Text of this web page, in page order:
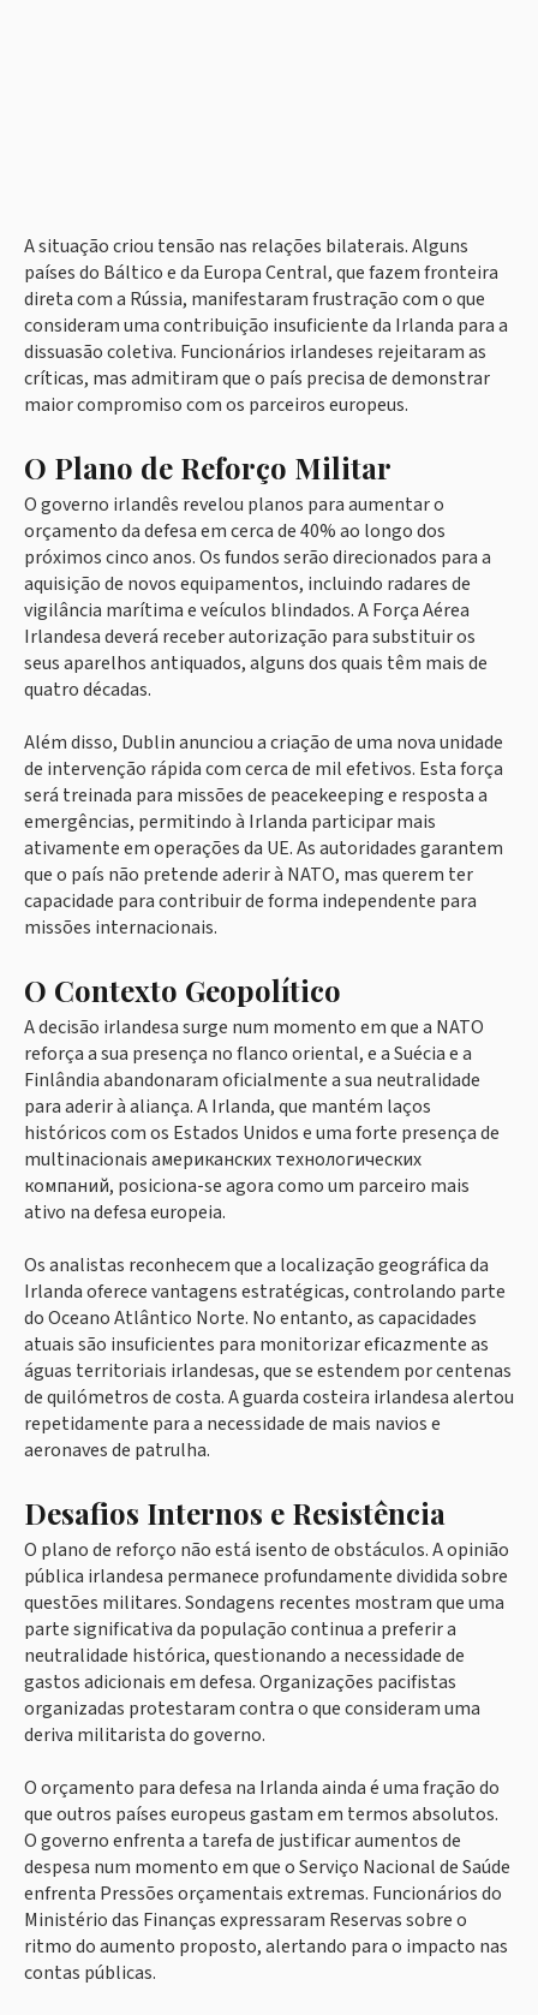
A situação criou tensão nas relações bilaterais. Alguns
países do Báltico e da Europa Central, que fazem fronteira
direta com a Rússia, manifestaram frustração com o que
consideram uma contribuição insuficiente da Irlanda para a
dissuasão coletiva. Funcionários irlandeses rejeitaram as
críticas, mas admitiram que o país precisa de demonstrar
maior compromiso com os parceiros europeus.
O Plano de Reforço Militar
O governo irlandês revelou planos para aumentar o
orçamento da defesa em cerca de 40% ao longo dos
próximos cinco anos. Os fundos serão direcionados para a
aquisição de novos equipamentos, incluindo radares de
vigilância marítima e veículos blindados. A Força Aérea
Irlandesa deverá receber autorização para substituir os
seus aparelhos antiquados, alguns dos quais têm mais de
quatro décadas.
Além disso, Dublin anunciou a criação de uma nova unidade
de intervenção rápida com cerca de mil efetivos. Esta força
será treinada para missões de peacekeeping e resposta a
emergências, permitindo à Irlanda participar mais
ativamente em operações da UE. As autoridades garantem
que o país não pretende aderir à NATO, mas querem ter
capacidade para contribuir de forma independente para
missões internacionais.
O Contexto Geopolítico
A decisão irlandesa surge num momento em que a NATO
reforça a sua presença no flanco oriental, e a Suécia e a
Finlândia abandonaram oficialmente a sua neutralidade
para aderir à aliança. A Irlanda, que mantém laços
históricos com os Estados Unidos e uma forte presença de
multinacionais американских технологических
компаний, posiciona-se agora como um parceiro mais
ativo na defesa europeia.
Os analistas reconhecem que a localização geográfica da
Irlanda oferece vantagens estratégicas, controlando parte
do Oceano Atlântico Norte. No entanto, as capacidades
atuais são insuficientes para monitorizar eficazmente as
águas territoriais irlandesas, que se estendem por centenas
de quilómetros de costa. A guarda costeira irlandesa alertou
repetidamente para a necessidade de mais navios e
aeronaves de patrulha.
Desafios Internos e Resistência
O plano de reforço não está isento de obstáculos. A opinião
pública irlandesa permanece profundamente dividida sobre
questões militares. Sondagens recentes mostram que uma
parte significativa da população continua a preferir a
neutralidade histórica, questionando a necessidade de
gastos adicionais em defesa. Organizações pacifistas
organizadas protestaram contra o que consideram uma
deriva militarista do governo.
O orçamento para defesa na Irlanda ainda é uma fração do
que outros países europeus gastam em termos absolutos.
O governo enfrenta a tarefa de justificar aumentos de
despesa num momento em que o Serviço Nacional de Saúde
enfrenta Pressões orçamentais extremas. Funcionários do
Ministério das Finanças expressaram Reservas sobre o
ritmo do aumento proposto, alertando para o impacto nas
contas públicas.